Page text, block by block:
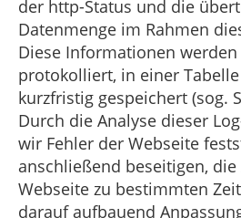
der http-Status und die
Datenmenge im Rahmen
Diese Informationen werden
protokolliert, in einer
kurzfristig gespeichert (sog.
Durch die Analyse dieser
wir Fehler der Webseite
anschließend beseitigen,
Webseite zu bestimmten
darauf aufbauend